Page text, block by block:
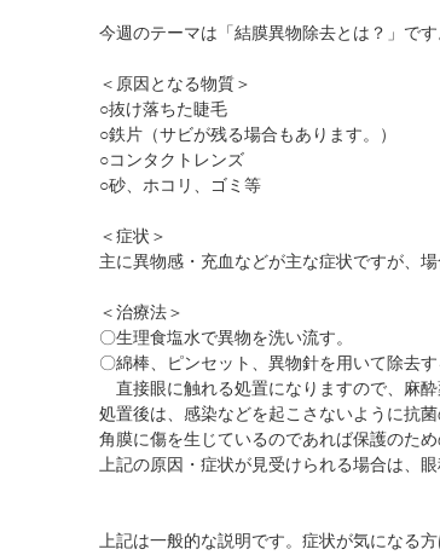
院内の様子
検査･治療･手術機器
黄斑疾患専門治療ページ
ドライアイ専門治療を予約
白内障専門治療を予約
白内障手術公開講座を予約
黄斑専門治療を予約
遠近両用コンタクト
サークルレンズ
今週のテーマは「結膜異物除去とは？」です
＜原因となる物質＞
○抜け落ちた睫毛
○鉄片（サビが残る場合もあります。）
○コンタクトレンズ
○砂、ホコリ、ゴミ等
＜症状＞
主に異物感・充血などが主な症状ですが、
＜治療法＞
〇生理食塩水で異物を洗い流す。
〇綿棒、ピンセット、異物針を用いて除去
直接眼に触れる処置になりますので、麻酔
処置後は、感染などを起こさないように抗菌
角膜に傷を生じているのであれば保護のた
上記の原因・症状が見受けられる場合は、
上記は一般的な説明です。症状が気になる